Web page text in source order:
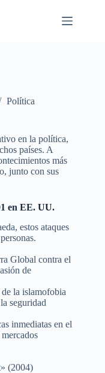
Política
en la política,
países. A
más
junto con sus
en EE. UU.
estos ataques
Global contra el
de
la islamofobia
seguridad
inmediatas en el
(2004)